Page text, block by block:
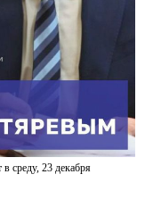
среду, 23 декабря